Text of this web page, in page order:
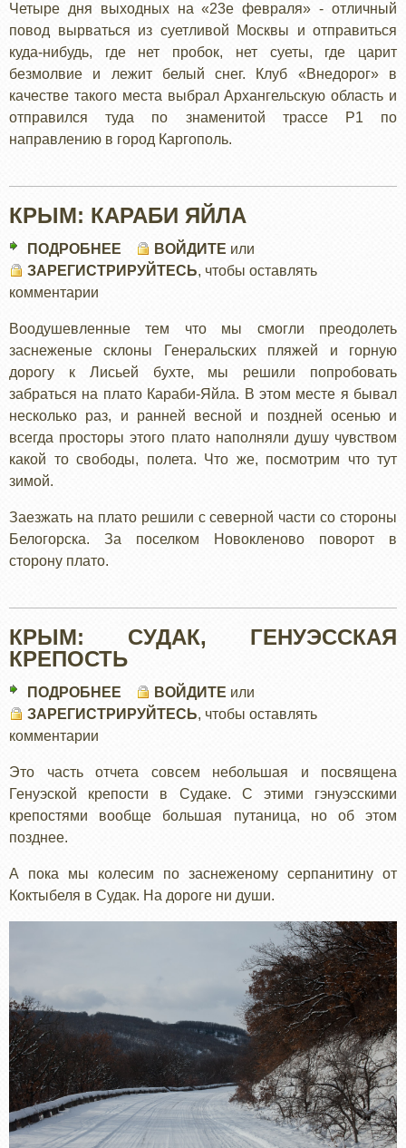
Четыре дня выходных на «23е февраля» - отличный
повод вырваться из суетливой Москвы и отправиться
куда-нибудь, где нет пробок, нет суеты, где царит
безмолвие и лежит белый снег. Клуб «Внедорог» в
качестве такого места выбрал Архангельскую область и
отправился туда по знаменитой трассе Р1 по
направлению в город Каргополь.
КРЫМ: КАРАБИ ЯЙЛА
ПОДРОБНЕЕ
КРЫМ:
ВОЙДИТЕ или
ЗАРЕГИСТРИРУЙТЕСЬ, чтобы оставлять
комментарии
Воодушевленные тем что мы смогли преодолеть
заснеженые склоны Генеральских пляжей и горную
дорогу к Лисьей бухте, мы решили попробовать
забраться на плато Караби-Яйла. В этом месте я бывал
несколько раз, и ранней весной и поздней осенью и
всегда просторы этого плато наполняли душу чувством
какой то свободы, полета. Что же, посмотрим что тут
зимой.
Заезжать на плато решили с северной части со стороны
Белогорска. За поселком Новокленово поворот в
сторону плато.
КРЫМ: СУДАК, ГЕНУЭССКАЯ
КРЕПОСТЬ
ПОДРОБНЕЕ
КРЫМ:
КРЕПОСТЬ
ВОЙДИТЕ или
ЗАРЕГИСТРИРУЙТЕСЬ, чтобы оставлять
комментарии
Это часть отчета совсем небольшая и посвящена
Генуэской крепости в Судаке. С этими гэнуэсскими
крепостями вообще большая путаница, но об этом
позднее.
А пока мы колесим по заснеженому серпанитину от
Коктыбеля в Судак. На дороге ни души.